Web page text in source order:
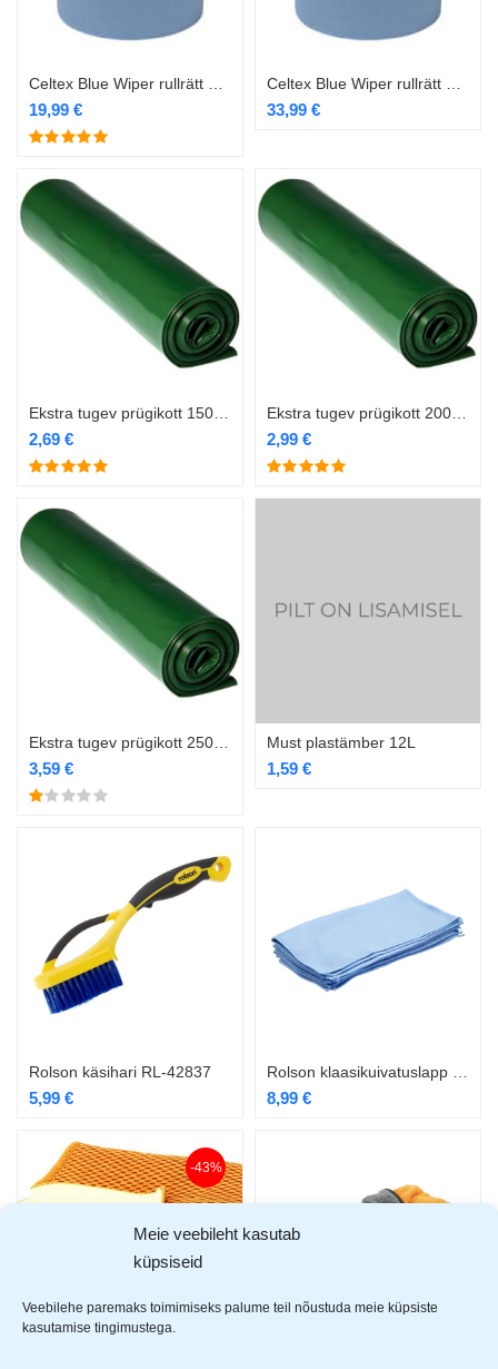
Meie veebileht kasutab
küpsiseid
Veebilehe paremaks toimimiseks palume teil nõustuda meie küpsiste
kasutamise tingimustega.
19,99 € 33,99 €
2,69 € 2,99 €
3,59 €
Must plastämber 12L
1,59 €
Rolson käsihari RL-42837
5,99 € 8,99 €
-43%